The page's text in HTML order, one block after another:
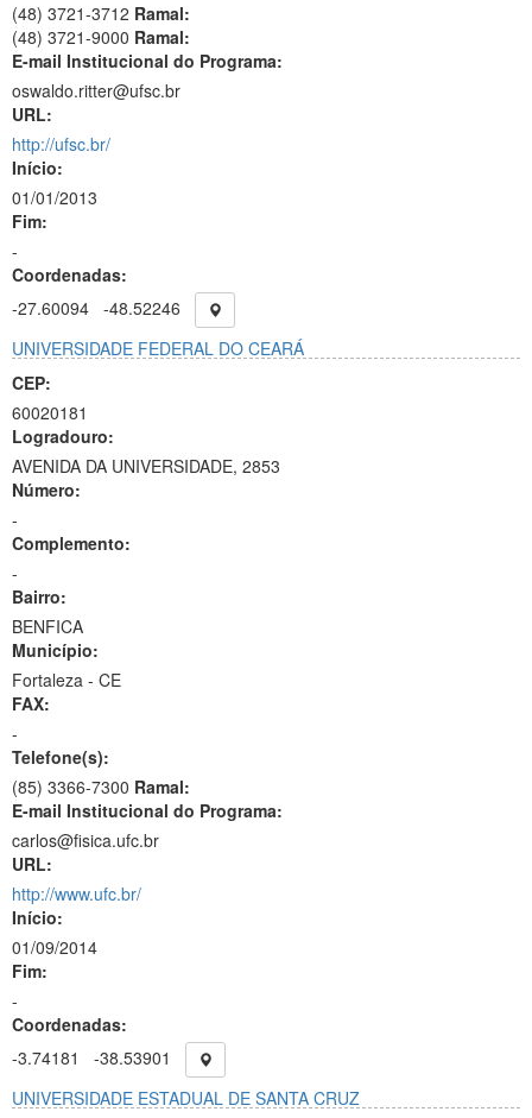
(48) 3721-3712 Ramal:
(48) 3721-9000 Ramal:
E-mail Institucional do Programa:
oswaldo.ritter@ufsc.br
URL:
http://ufsc.br/
Início:
01/01/2013
Fim:
-
Coordenadas:
-27.60094 -48.52246
UNIVERSIDADE FEDERAL DO CEARÁ
CEP:
60020181
Logradouro:
AVENIDA DA UNIVERSIDADE, 2853
Número:
-
Complemento:
-
Bairro:
BENFICA
Município:
Fortaleza - CE
FAX:
-
Telefone(s):
(85) 3366-7300 Ramal:
E-mail Institucional do Programa:
carlos@fisica.ufc.br
URL:
http://www.ufc.br/
Início:
01/09/2014
Fim:
-
Coordenadas:
-3.74181
-38.53901
UNIVERSIDADE ESTADUAL DE SANTA CRUZ